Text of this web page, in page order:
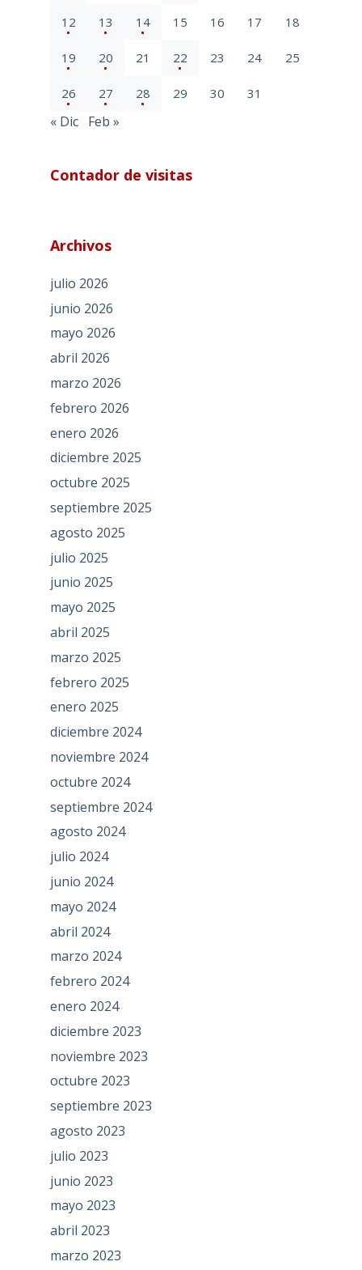
12 13 14 15 16 17 18
19 20 21 22 23 24 25
26 27 28 29 30 31
« Dic Feb »
Contador de visitas
Archivos
julio 2026
junio 2026
mayo 2026
abril 2026
marzo 2026
febrero 2026
enero 2026
diciembre 2025
octubre 2025
septiembre 2025
agosto 2025
julio 2025
junio 2025
mayo 2025
abril 2025
marzo 2025
febrero 2025
enero 2025
diciembre 2024
noviembre 2024
octubre 2024
septiembre 2024
agosto 2024
julio 2024
junio 2024
mayo 2024
abril 2024
marzo 2024
febrero 2024
enero 2024
diciembre 2023
noviembre 2023
octubre 2023
septiembre 2023
agosto 2023
julio 2023
junio 2023
mayo 2023
abril 2023
marzo 2023